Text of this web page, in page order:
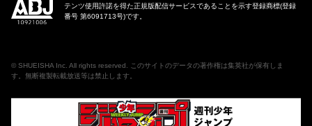
テンツ使用許諾を得た正規版配信サービスであることを示す登録商標(登録
番号 第6091713号)です。
© SHUEISHA Inc. All rights reserved. このサイトのデータの著作権は集英社が保有しま
す。無断複製転載放送等は禁止します。